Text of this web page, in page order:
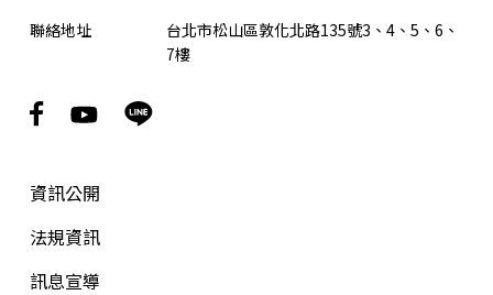
聯絡地址
台北市松山區敦化北路135號3、4、5、6、
7樓
資訊公開
法規資訊
訊息宣導